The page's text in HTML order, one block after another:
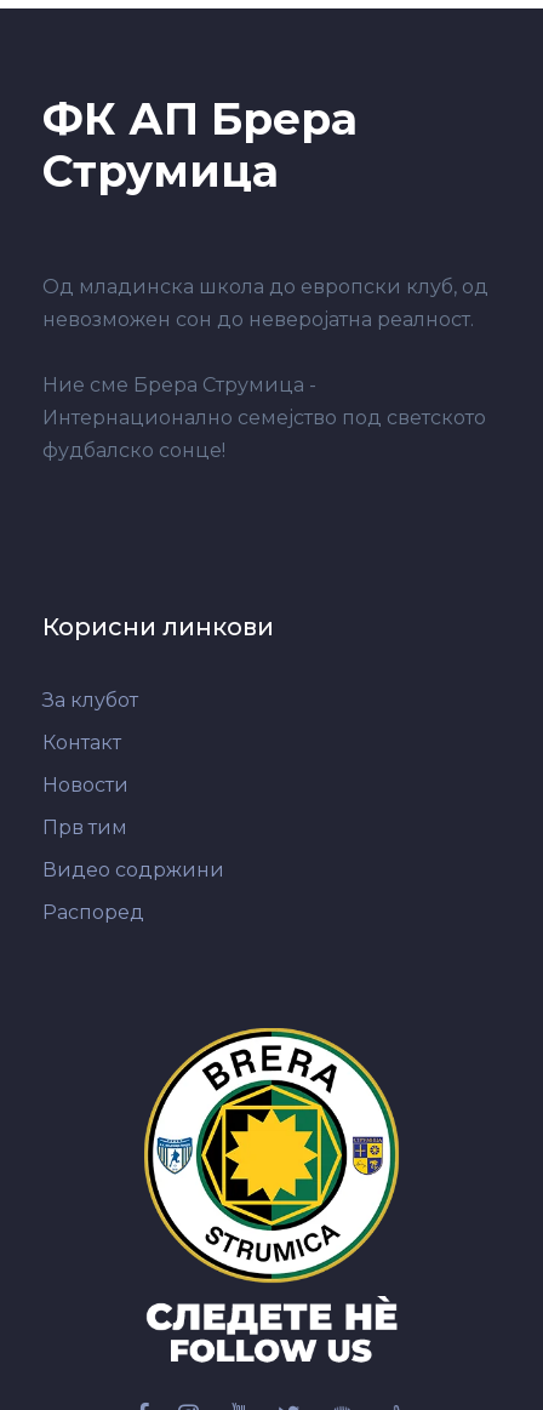
ФК АП Брера
Струмица
Од младинска школа до европски клуб, од
невозможен сон до неверојатна реалност.
Ние сме Брера Струмица -
Интернационално семејство под светското
фудбалско сонце!
Корисни линкови
За клубот
Контакт
Новости
Прв тим
Видео содржини
Распоред